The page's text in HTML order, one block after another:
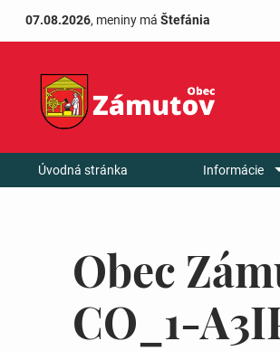
07.08.2026, meniny má Štefánia
Úvodná stránka Informácie
Obec
CO_1-